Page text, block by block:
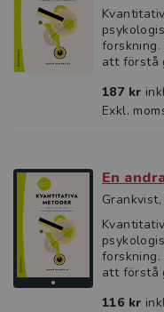
att förstå
187 kr
Exkl.
En
att förstå
116 kr